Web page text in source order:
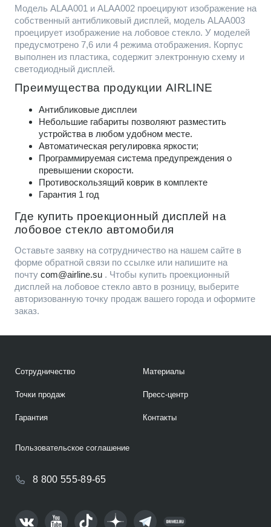
Модель ALAA001 и ALAA002 проецируют изображение на
собственный антибликовый дисплей, модель ALAA003
проецирует изображение на лобовое стекло. У моделей
предусмотрено 7,6 или 4 режима отображения. Корпус
выполнен из пластика, содержит электронную схему и
светодиодный дисплей.
Преимущества продукции AIRLINE
Антибликовые дисплеи
Небольшие габариты позволяют разместить
устройства в любом удобном месте.
Автоматическая регулировка яркости;
Программируемая система предупреждения о
превышении скорости.
Противоскользящий коврик в комплекте
Гарантия 1 год
Где купить проекционный дисплей на
лобовое стекло автомобиля
Оставьте заявку на сотрудничество на нашем сайте в
форме обратной связи по ссылке или напишите на
почту com@airline.su . Чтобы купить проекционный
дисплей на лобовое стекло авто в розницу, выберите
авторизованную точку продаж вашего города и оформите
заказ.
Сотрудничество
Точки продаж
Гарантия
Материалы
Пресс-центр
Контакты
8 800 555-89-65
Пользовательское соглашение